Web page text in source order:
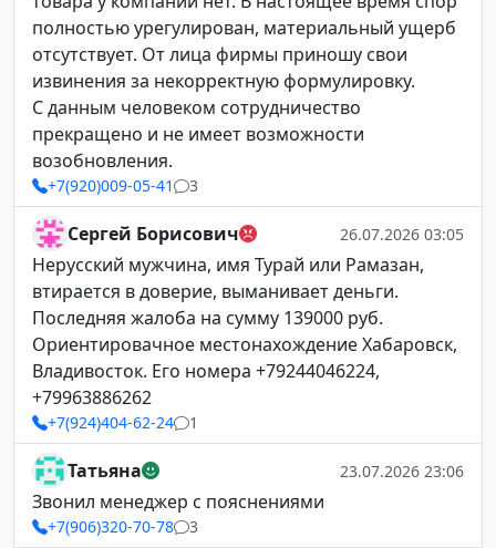
полностью урегулирован, материальный ущерб
отсутствует. От лица фирмы приношу свои
извинения за некорректную формулировку.
С данным человеком сотрудничество
прекращено и не имеет возможности
возобновления.
+7(920)009-05-41 3
Сергей Борисович 26.07.2026 03:05
Нерусский мужчина, имя Турай или Рамазан,
втирается в доверие, выманивает деньги.
Последняя жалоба на сумму 139000 руб.
Ориентировачное местонахождение Хабаровск,
Владивосток. Его номера +79244046224,
+79963886262
+7(924)404-62-24 1
Татьяна 23.07.2026 23:06
Звонил менеджер с пояснениями
+7(906)320-70-78 3